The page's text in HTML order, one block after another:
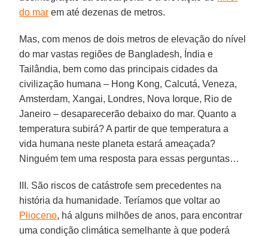
do mar em até dezenas de metros.
Mas, com menos de dois metros de elevação do nível
do mar vastas regiões de Bangladesh, Índia e
Tailândia, bem como das principais cidades da
civilização humana – Hong Kong, Calcutá, Veneza,
Amsterdam, Xangai, Londres, Nova Iorque, Rio de
Janeiro – desaparecerão debaixo do mar. Quanto a
temperatura subirá? A partir de que temperatura a
vida humana neste planeta estará ameaçada?
Ninguém tem uma resposta para essas perguntas…
III. São riscos de catástrofe sem precedentes na
história da humanidade. Teríamos que voltar ao
Plioceno, há alguns milhões de anos, para encontrar
uma condição climática semelhante à que poderá